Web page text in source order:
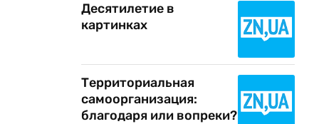
Десятилетие в
картинках
Территориальная
самоорганизация:
благодаря или вопреки?